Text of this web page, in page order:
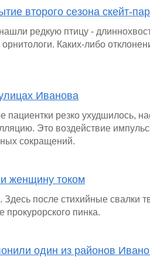
второго сезона скейт-
редкую птицу -
Каких-либо
Иванова
пациентки резко ухудшилось,
Это воздействие
сокращений.
женщину током
Здесь после стихийные свалки
прокурорского пинка.
один из районов